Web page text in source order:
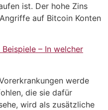
ist. Der hohe Zins
auf Bitcoin Konten
– In welcher
werde
die sie dafür
wird als zusätzliche